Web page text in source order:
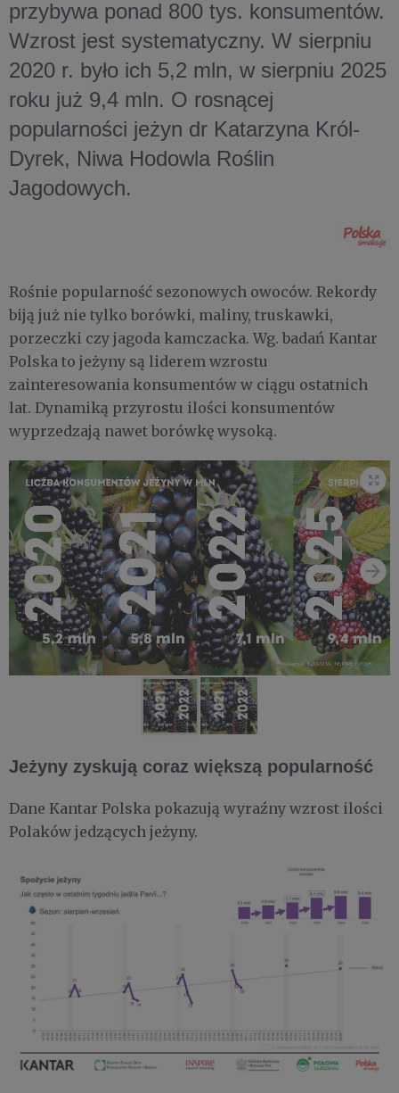
przybywa ponad 800 tys. konsumentów.
Wzrost jest systematyczny. W sierpniu
2020 r. było ich 5,2 mln, w sierpniu 2025
roku już 9,4 mln. O rosnącej
popularności jeżyn dr Katarzyna Król-
Dyrek, Niwa Hodowla Roślin
Jagodowych.
Rośnie popularność sezonowych owoców. Rekordy
biją już nie tylko borówki, maliny, truskawki,
porzeczki czy jagoda kamczacka. Wg. badań Kantar
Polska to jeżyny są liderem wzrostu
zainteresowania konsumentów w ciągu ostatnich
lat. Dynamiką przyrostu ilości konsumentów
wyprzedzają nawet borówkę wysoką.
Jeżyny zyskują coraz większą popularność
Dane Kantar Polska pokazują wyraźny wzrost ilości
Polaków jedzących jeżyny.